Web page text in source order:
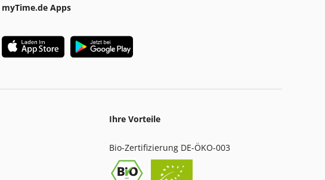
myTime.de Apps
Ihre Vorteile
Bio-Zertifizierung DE-ÖKO-003